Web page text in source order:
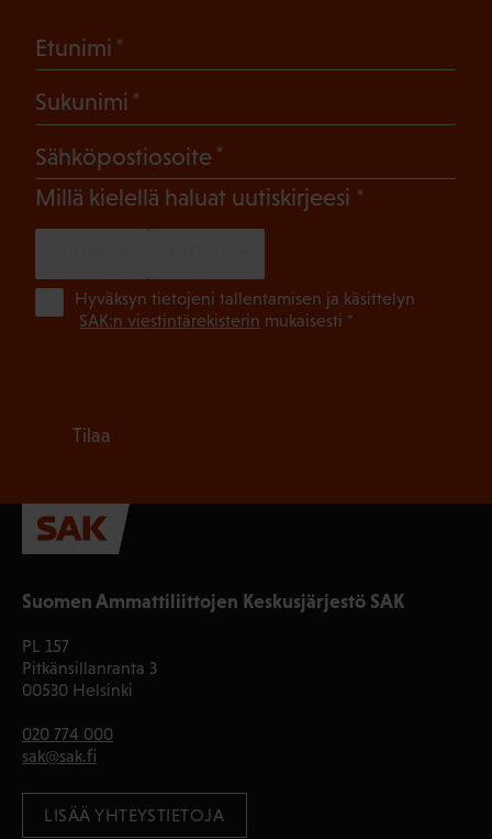
Suomen Ammattiliittojen Keskusjärjestö SAK
PL 157
Pitkänsillanranta 3
00530 Helsinki
020 774 000
sak@sak.fi
LISÄÄ YHTEYSTIETOJA
Etunimi
Sukunimi
Sähköpostiosoite
Millä kielellä haluat uutiskirjeesi (Pakollinen)
Hyväksyn tietojeni tallentamisen ja käsittelyn
SAK:n viestintärekisterin mukaisesti *
Tilaa